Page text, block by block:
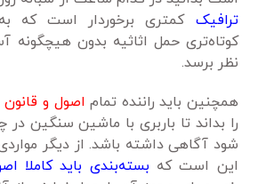
ترافیک کمتری برخوردار است که
کوتاه‌تری حمل اثاثیه بدون هیچگونه
نظر برسد.
همچنین باید راننده تمام اصول و قانون
را بداند تا باربری با ماشین سنگین
شود آگاهی داشته باشد. از دیگر
این است که بسته‌بندی باید کاملا